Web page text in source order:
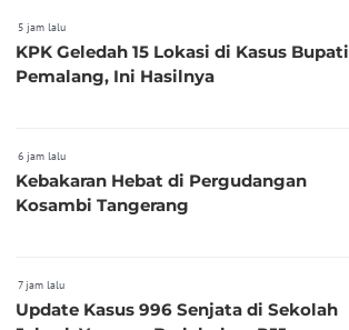
5 jam lalu
KPK Geledah 15 Lokasi di Kasus Bupati
Pemalang, Ini Hasilnya
6 jam lalu
Kebakaran Hebat di Pergudangan
Kosambi Tangerang
7 jam lalu
Update Kasus 996 Senjata di Sekolah